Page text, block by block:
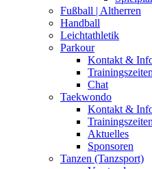
Fußball | Altherren
Handball
Leichtathletik
Parkour
Kontakt &
Chat
Taekwondo
Kontakt &
Aktuelles
Sponsoren
Tanzen (Tanzsport)